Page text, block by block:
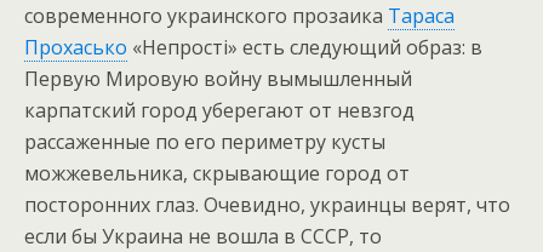
современного украинского прозаика Тараса
Прохасько «Непростi» есть следующий образ: в
Первую Мировую войну вымышленный
карпатский город уберегают от невзгод
рассаженные по его периметру кусты
можжевельника, скрывающие город от
посторонних глаз. Очевидно, украинцы верят, что
если бы Украина не вошла в СССР, то